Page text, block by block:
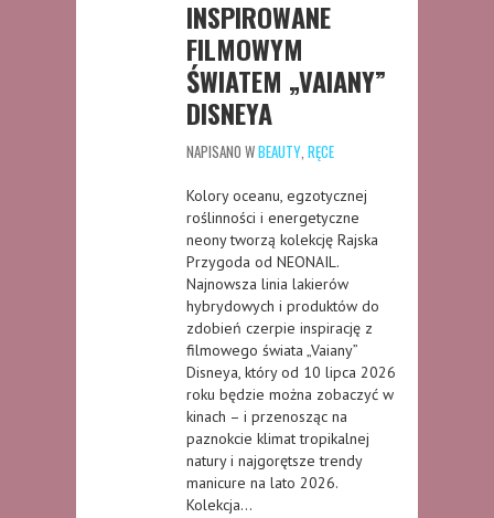
INSPIROWANE
FILMOWYM
ŚWIATEM „VAIANY”
DISNEYA
NAPISANO WBEAUTY RĘCE
Kolory oceanu, egzotycznej
roślinności i energetyczne
neony tworzą kolekcję Rajska
Przygoda od NEONAIL.
Najnowsza linia lakierów
hybrydowych i produktów do
zdobień czerpie inspirację z
filmowego świata „Vaiany”
Disneya, który od 10 lipca 2026
roku będzie można zobaczyć w
kinach – i przenosząc na
paznokcie klimat tropikalnej
natury i najgorętsze trendy
manicure na lato 2026.
Kolekcja…